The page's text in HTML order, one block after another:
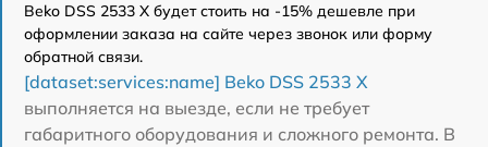
Beko DSS 2533 X будет стоить на -15% дешевле при
оформлении заказа на сайте через звонок или форму
обратной связи.
[dataset:services:name] Beko DSS 2533 X
выполняется на выезде, если не требует
габаритного оборудования и сложного ремонта. В